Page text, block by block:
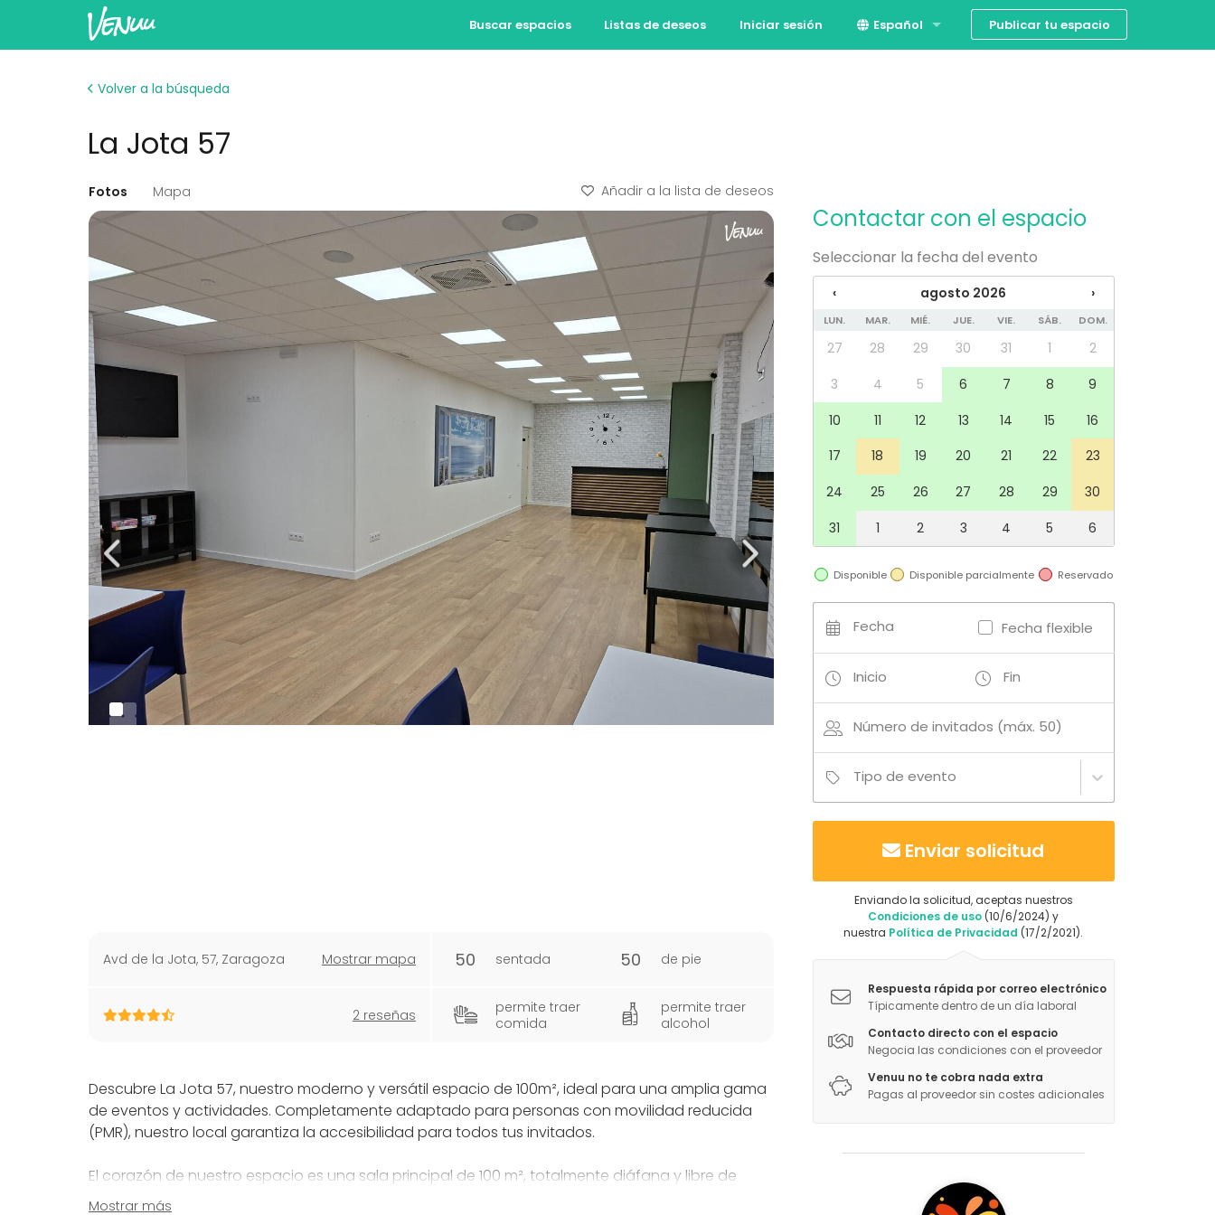
Buscar espacios Listas de deseos Iniciar sesión Español Publicar tu espacio
Volver a la búsqueda
La Jota 57
Fotos Mapa Añadir a la lista de deseos
Avd de la Jota, 57, Zaragoza Mostrar mapa
2 reseñas
50 sentada 50 de pie
permite traer
comida
permite traer
alcohol
Descubre La Jota 57, nuestro moderno y versátil espacio de 100m², ideal para una amplia gama
de eventos y actividades. Completamente adaptado para personas con movilidad reducida
(PMR), nuestro local garantiza la accesibilidad para todos tus invitados.
El corazón de nuestro espacio es una sala principal de 100 m², totalmente diáfana y libre de
columnas, lo que permite una flexibilidad máxima en la distribución. Contamos con dos baños
Mostrar más
Contactar con el espacio
Seleccionar la fecha del evento
‹ agosto 2026 ›
LUN. MAR. MIÉ. JUE. VIE. SÁB. DOM.
27 28 29 30 31 1
2
3
4 5 6 7 8
9
10
11 12 13 14 15
16
17
18 19 20 21 22
23
24
25 26 27 28 29
30
31
1 2 3 4 5 6
Disponible Disponible parcialmente Reservado
Fecha Fecha flexible
Inicio Fin
Número de invitados (máx. 50)
Tipo de evento
Enviar solicitud
Enviando la solicitud, aceptas nuestros
Condiciones de uso (10/6/2024) y
nuestra Política de Privacidad (17/2/2021).
Respuesta rápida por correo electrónico
Típicamente dentro de un día laboral
Contacto directo con el espacio
Negocia las condiciones con el proveedor
Venuu no te cobra nada extra
Pagas al proveedor sin costes adicionales